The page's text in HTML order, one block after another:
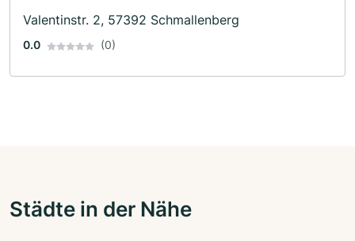
Valentinstr. 2, 57392 Schmallenberg
0.0 (0)
Städte in der Nähe